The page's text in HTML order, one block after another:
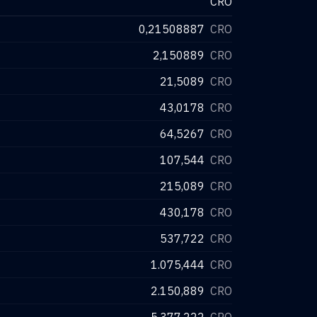
0,21508887 CRO
2,150889 CRO
21,5089 CRO
43,0178 CRO
64,5267 CRO
107,544 CRO
215,089 CRO
430,178 CRO
537,722 CRO
1.075,444 CRO
2.150,889 CRO